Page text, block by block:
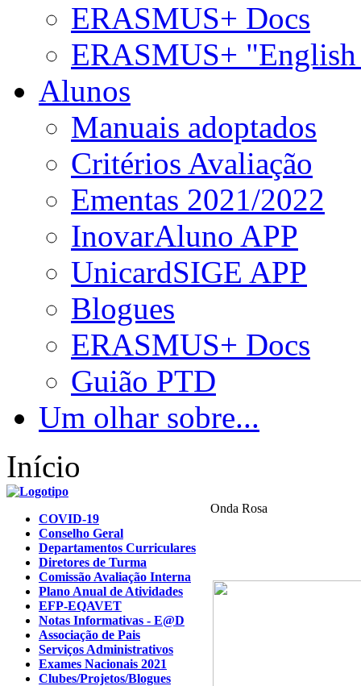
ERASMUS+ Docs
ERASMUS+
Alunos
Manuais adoptados
Critérios Avaliação
Ementas 2021/2022
InovarAluno APP
UnicardSIGE APP
Blogues
ERASMUS+ Docs
Guião PTD
Um olhar sobre...
Início
Onda Rosa
COVID-19
Conselho Geral
Departamentos Curriculares
Diretores de Turma
Comissão Avaliação Interna
Plano Anual de Atividades
EFP-EQAVET
Notas Informativas - E@D
Associação de Pais
Serviços Administrativos
Exames Nacionais 2021
Clubes/Projetos/Blogues